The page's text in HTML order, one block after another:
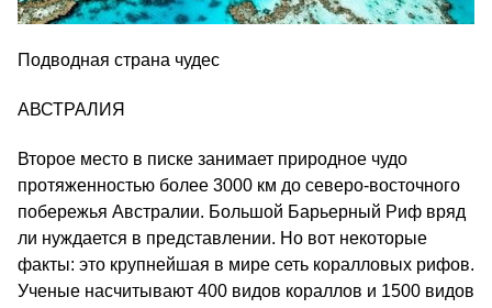
Подводная страна чудес
АВСТРАЛИЯ
Второе место в писке занимает природное чудо
протяженностью более 3000 км до северо-восточного
побережья Австралии. Большой Барьерный Риф вряд
ли нуждается в представлении. Но вот некоторые
факты: это крупнейшая в мире сеть коралловых рифов.
Ученые насчитывают 400 видов кораллов и 1500 видов